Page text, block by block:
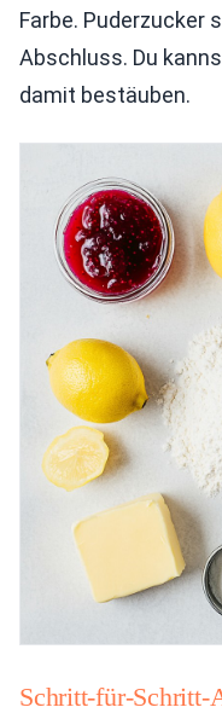
Farbe. Puderzucker
Abschluss. Du
damit bestäuben.
Schritt-für-Schritt-